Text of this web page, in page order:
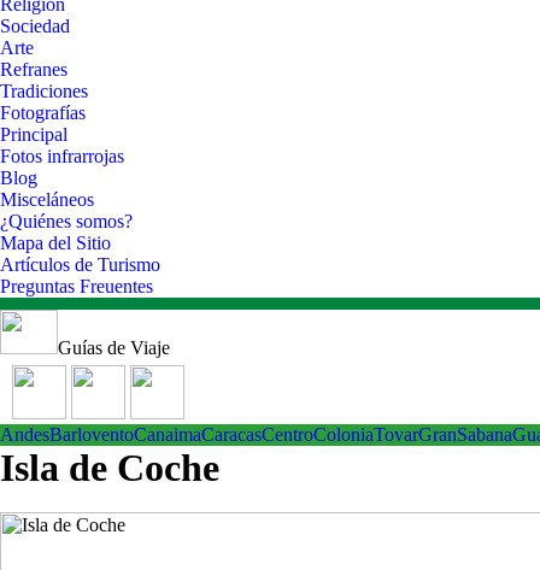
Religión
Sociedad
Arte
Refranes
Tradiciones
Fotografías
Principal
Fotos infrarrojas
Blog
Misceláneos
¿Quiénes somos?
Mapa del Sitio
Artículos de Turismo
Preguntas Freuentes
Guías de Viaje
AndesBarloventoCanaimaCaracasCentroColoniaTovarGranSabana
Isla de Coche